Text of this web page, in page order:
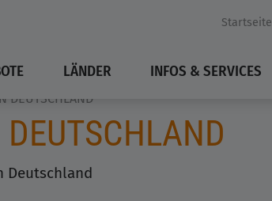
Startseite
LÄNDER INFOS & SERVICES
DEUTSCHLAND
DEUTSCHLAND
Deutschland